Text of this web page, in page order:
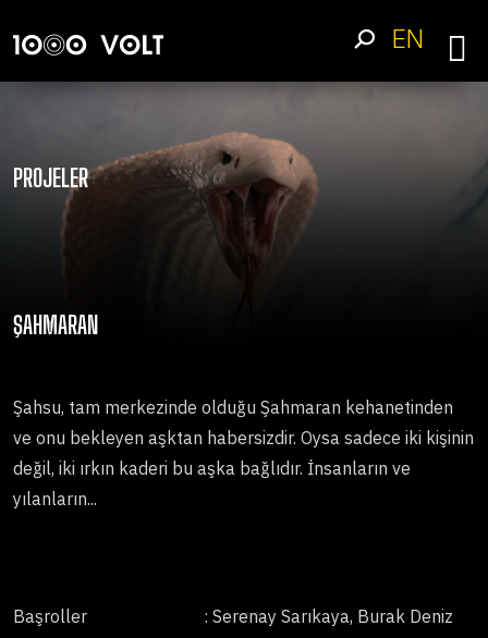
EN
PROJELER
ŞAHMARAN
Şahsu, tam merkezinde olduğu Şahmaran kehanetinden
ve onu bekleyen aşktan habersizdir. Oysa sadece iki kişinin
değil, iki ırkın kaderi bu aşka bağlıdır. İnsanların ve
yılanların...
Başroller : Serenay Sarıkaya, Burak Deniz